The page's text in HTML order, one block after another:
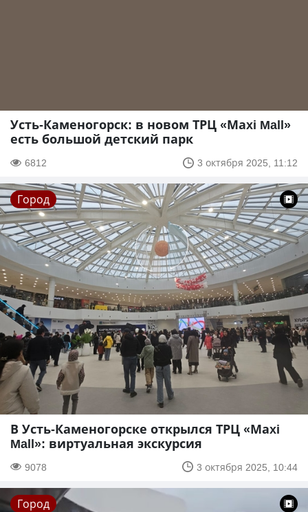
Усть-Каменогорск: в новом ТРЦ «Маxi Mall»
есть большой детский парк
6812 3 октября 2025, 11:12
Город
В Усть-Каменогорске открылся ТРЦ «Маxi
Mall»: виртуальная экскурсия
9078 3 октября 2025, 10:44
Город